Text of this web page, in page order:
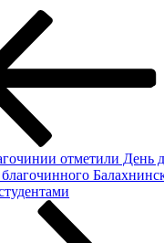
отметили День